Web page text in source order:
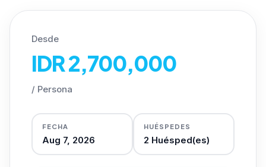
Desde
IDR 2,700,000
/ Persona
FECHA
Aug 7, 2026
HUÉSPEDES
2 Huésped(es)